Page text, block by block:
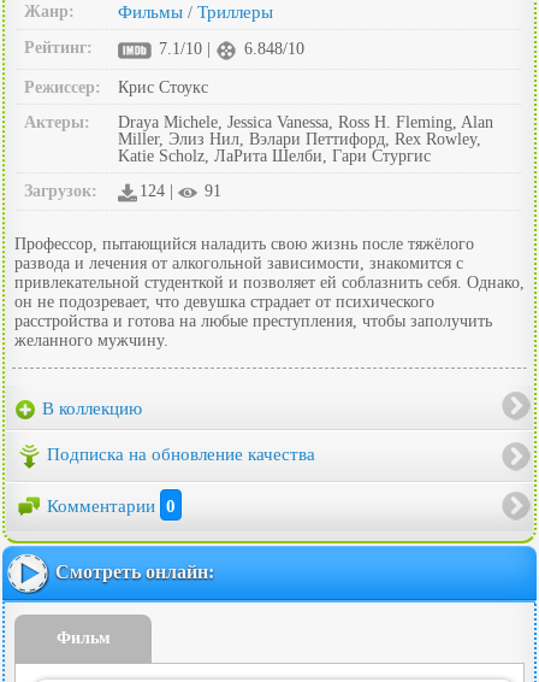
Жанр:
Фильмы / Триллеры
Рейтинг: 7.1/10 | 6.848/10
Режиссер:
Крис Стоукс
Актеры:
Draya Michele, Jessica Vanessa, Ross H. Fleming, Alan
Miller, Элиз Нил, Вэлари Петтифорд, Rex Rowley,
Katie Scholz, ЛаРита Шелби, Гари Стургис
Загрузок:
124 | 91
Профессор, пытающийся наладить свою жизнь после тяжёлого
развода и лечения от алкогольной зависимости, знакомится с
привлекательной студенткой и позволяет ей соблазнить себя. Однако,
он не подозревает, что девушка страдает от психического
расстройства и готова на любые преступления, чтобы заполучить
желанного мужчину.
В коллекцию
Подписка на обновление качества
Комментарии 0
Смотреть онлайн:
Фильм